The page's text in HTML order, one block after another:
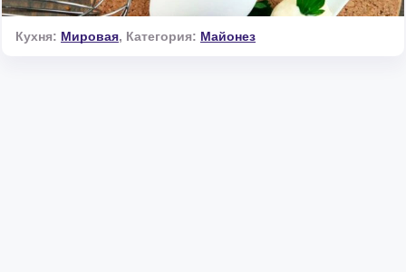
Кухня: Мировая, Категория: Майонез